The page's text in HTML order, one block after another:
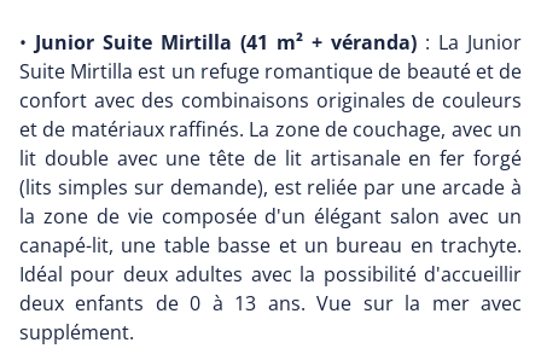
• Junior Suite Mirtilla (41 m² + véranda) : La Junior
Suite Mirtilla est un refuge romantique de beauté et de
confort avec des combinaisons originales de couleurs
et de matériaux raffinés. La zone de couchage, avec un
lit double avec une tête de lit artisanale en fer forgé
(lits simples sur demande), est reliée par une arcade à
la zone de vie composée d'un élégant salon avec un
canapé-lit, une table basse et un bureau en trachyte.
Idéal pour deux adultes avec la possibilité d'accueillir
deux enfants de 0 à 13 ans. Vue sur la mer avec
supplément.